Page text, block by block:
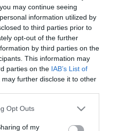
may continue seeing
information utilized by
to third parties prior to
opt-out of the further
by third parties on the
This information may
parties on the IAB’s List of
may further disclose it to other
Opt Outs
of my
il Genoa ha esercitato
portiere olandese arrivato a